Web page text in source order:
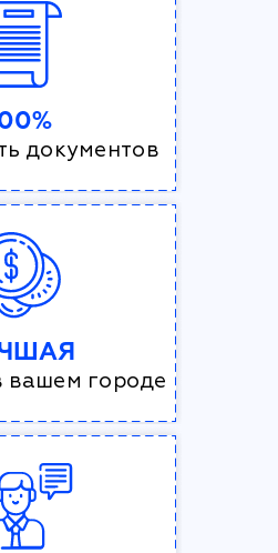
документов
вашем городе